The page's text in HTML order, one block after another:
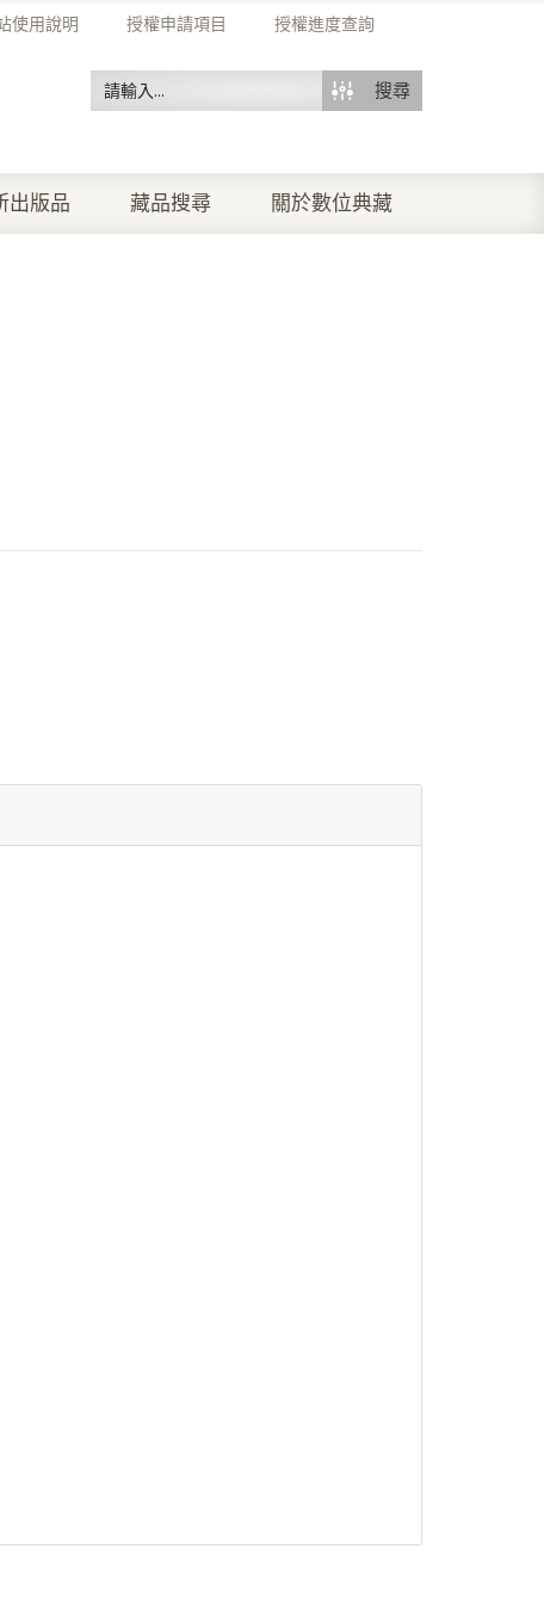
使用說明 授權申請項目 授權進度查詢
搜尋
出版品 藏品搜尋 關於數位典藏